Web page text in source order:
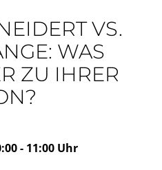
VS. V
WAS P
ZU IHRER O
- 11:00 Uhr